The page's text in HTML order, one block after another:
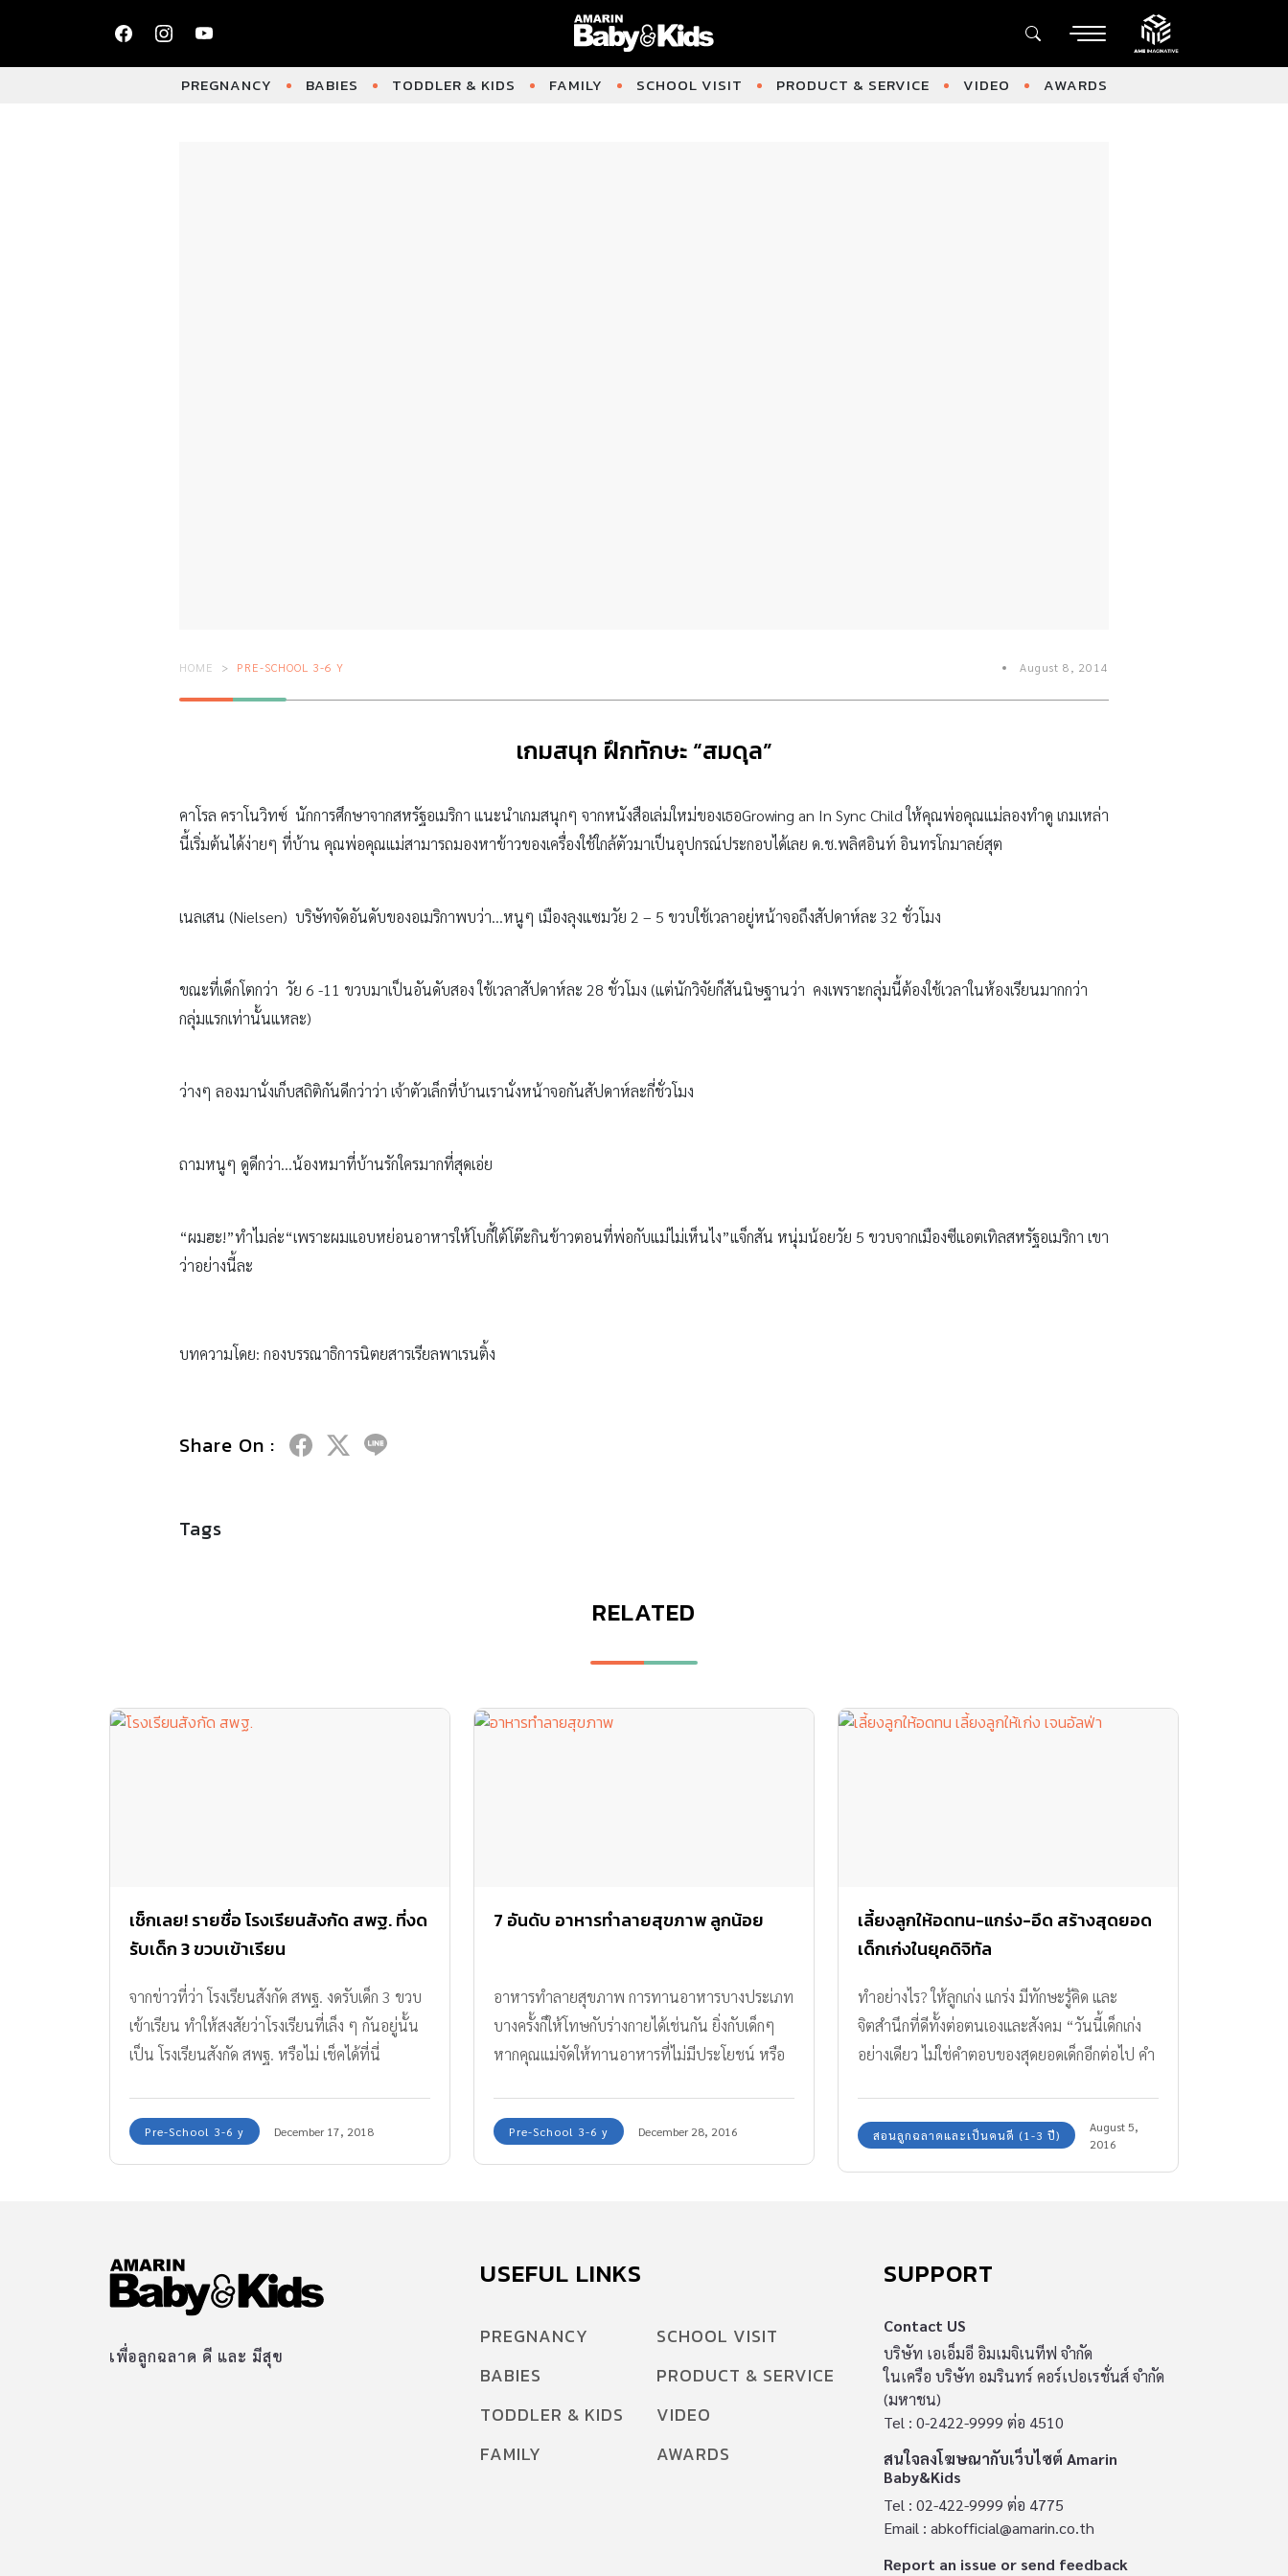
PREGNANCY BABIES TODDLER & KIDS FAMILY SCHOOL VISIT PRODUCT & SERVICE VIDEO AWARDS
HOME PRE-SCHOOL 3-6 Y August 8, 2014
เกมสนุก ฝึกทักษะ “สมดุล”
คาโรล คราโนวิทซ์ นักการศึกษาจากสหรัฐอเมริกา แนะนำเกมสนุกๆ จากหนังสือเล่มใหม่ของเธอGrowing an In Sync Child ให้คุณพ่อคุณแม่ลองทำดู เกมเหล่า
นี้เริ่มต้นได้ง่ายๆ ที่บ้าน คุณพ่อคุณแม่สามารถมองหาข้าวของเครื่องใช้ใกล้ตัวมาเป็นอุปกรณ์ประกอบได้เลย ด.ช.พลิศอินท์ อินทรโกมาลย์สุต
เนลเสน (Nielsen) บริษัทจัดอันดับของอเมริกาพบว่า…หนูๆ เมืองลุงแซมวัย 2 – 5 ขวบใช้เวลาอยู่หน้าจอถึงสัปดาห์ละ 32 ชั่วโมง
ขณะที่เด็กโตกว่า วัย 6 -11 ขวบมาเป็นอันดับสอง ใช้เวลาสัปดาห์ละ 28 ชั่วโมง (แต่นักวิจัยก็สันนิษฐานว่า คงเพราะกลุ่มนี้ต้องใช้เวลาในห้องเรียนมากกว่า
กลุ่มแรกเท่านั้นแหละ)
ว่างๆ ลองมานั่งเก็บสถิติกันดีกว่าว่า เจ้าตัวเล็กที่บ้านเรานั่งหน้าจอกันสัปดาห์ละกี่ชั่วโมง
ถามหนูๆ ดูดีกว่า…น้องหมาที่บ้านรักใครมากที่สุดเอ่ย
“ผมฮะ!”ทำไมล่ะ“เพราะผมแอบหย่อนอาหารให้โบกี้ใต้โต๊ะกินข้าวตอนที่พ่อกับแม่ไม่เห็นไง”แจ็กสัน หนุ่มน้อยวัย 5 ขวบจากเมืองซีแอตเทิลสหรัฐอเมริกา เขา
ว่าอย่างนี้ละ
บทความโดย: กองบรรณาธิการนิตยสารเรียลพาเรนติ้ง
Share On :
Tags
RELATED
เช็กเลย! รายชื่อ โรงเรียนสังกัด สพฐ. ที่งด
รับเด็ก 3 ขวบเข้าเรียน
จากข่าวที่ว่า โรงเรียนสังกัด สพฐ. งดรับเด็ก 3 ขวบ
เข้าเรียน ทำให้สงสัยว่าโรงเรียนที่เล็ง ๆ กันอยู่นั้น
เป็น โรงเรียนสังกัด สพฐ. หรือไม่ เช็คได้ที่นี่
Pre-School 3-6 y December 17, 2018
7 อันดับ อาหารทำลายสุขภาพ ลูกน้อย
อาหารทำลายสุขภาพ การทานอาหารบางประเภท
บางครั้งก็ให้โทษกับร่างกายได้เช่นกัน ยิ่งกับเด็กๆ
หากคุณแม่จัดให้ทานอาหารที่ไม่มีประโยชน์ หรือ
ลูกแย่เกิดการเจ็บป่วยได้ ทีมงาน Amarin Baby &
Kids มี อาหารทำลายสุขภาพ ที่ไม่เหมาะที่จะให้
Pre-School 3-6 y December 28, 2016
เลี้ยงลูกให้อดทน-แกร่ง-อึด สร้างสุดยอด
เด็กเก่งในยุคดิจิทัล
ทำอย่างไร? ให้ลูกเก่ง แกร่ง มีทักษะรู้คิด และ
จิตสำนึกที่ดีทั้งต่อตนเองและสังคม “วันนี้เด็กเก่ง
อย่างเดียว ไม่ใช่คำตอบของสุดยอดเด็กอีกต่อไป คำ
สังคม และสามารถอยู่ในสังคมได้อย่างเป็นสุข ดัง
นั้นสังคมไทยจึงต้องการเด็กที่มีพลังอึดอดทน รู้เท่า
พัฒนาเด็กและครอบครัวกล่าวเปิดประเด็น เพื่อชี้
จะต้องมี ทั้งความเก่ง แกร่ง มีทักษะรู้คิด และ
จิตสำนึกที่ดี เพื่อเป็นแนวทางให้คุณพ่อคุณแม่สร้าง
ลูกให้มีคุณภาพครบถ้วน รู้เท่าทันเทคโนโลยี เพื่อ
ให้พ่อแม่ปลูกฝังลักษณะนิสัยที่ดีและพลังอึดอดทน
ให้กับลูกน้อยทุกคนค่ะ เทคโนโลยีช่วยลูกสบายใน
วันนี้ แต่จะลำบากในวันหน้า “คนเก่งแต่เห็นแก่ตัว
มีเยอะ จบด็อกเตอร์แต่ไม่คิดจะทำประโยชน์ให้ส่วน
สังคมไทยก็ไม่ต้องการแบบนั้น” การเป็นสุดยอดเด็ก
สอนลูกฉลาดและเป็นคนดี (1-3 ปี)
August 5,
2016
เพื่อลูกฉลาด ดี และ มีสุข
USEFUL LINKS
PREGNANCY
BABIES
TODDLER & KIDS
FAMILY
SCHOOL VISIT
PRODUCT & SERVICE
VIDEO
AWARDS
SUPPORT
Contact US
บริษัท เอเอ็มอี อิมเมจิเนทีฟ จำกัด
ในเครือ บริษัท อมรินทร์ คอร์เปอเรชั่นส์ จำกัด
(มหาชน)
Tel : 0-2422-9999 ต่อ 4510
สนใจลงโฆษณากับเว็บไซต์ Amarin
Baby&Kids
Tel : 02-422-9999 ต่อ 4775
Email : abkofficial@amarin.co.th
Report an issue or send feedback